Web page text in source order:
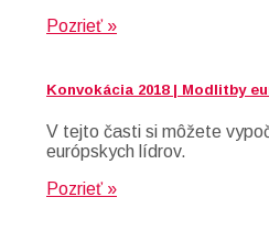
Pozrieť »
Konvokácia 2018 | Modlitby
V tejto časti si môžete
európskych lídrov.
Pozrieť »